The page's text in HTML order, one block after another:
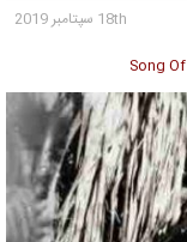
18th سپتامبر 2019
Song Of